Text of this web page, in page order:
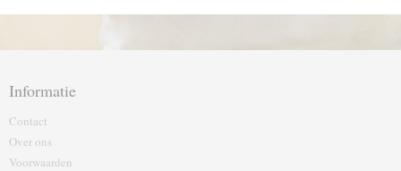
Informatie
Contact
Over ons
Voorwaarden